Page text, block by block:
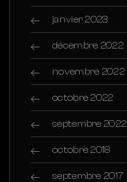
janvier 2023
décembre 2022
novembre 2022
octobre 2022
septembre 2022
octobre 2018
septembre 2017